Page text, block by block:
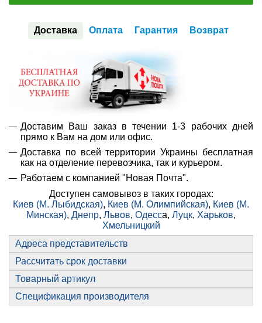
Доставка Оплата Гарантия Возврат
Доставим Ваш заказ в течении 1-3 рабочих дней
прямо к Вам на дом или офис.
Доставка по всей территории Украины бесплатная
как на отделение перевозчика, так и курьером.
Работаем с компанией "Новая Почта".
Доступен самовывоз в таких городах:
Киев (М. Лыбидская), Киев (М. Олимпийская), Киев (М.
Минская), Днепр, Львов, Одесса, Луцк, Харьков,
Хмельницкий
Адреса представительств
Рассчитать срок доставки
Товарный артикул
Спецификация производителя